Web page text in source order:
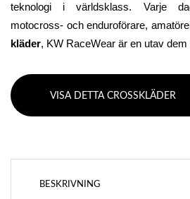
teknologi i världsklass. Varje
motocross- och enduroförare,
kläder, KW RaceWear är en utav dem
VISA DETTA CROSSKLÄDER
BESKRIVNING